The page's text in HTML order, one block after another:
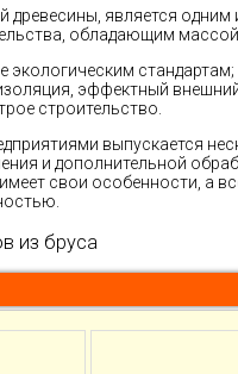
древесины, является одним
обладающим
экологическим стандартам;
эффектный
строительство.
выпускается
и дополнительной
свои особенности, а
из бруса